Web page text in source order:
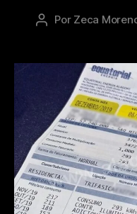
Por Zeca